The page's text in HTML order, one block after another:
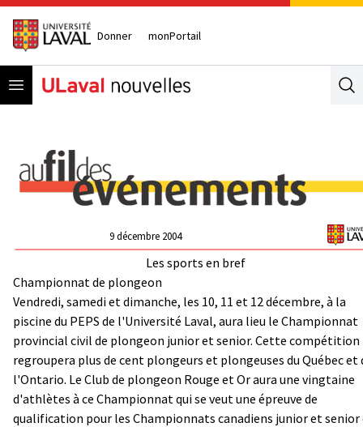
Donner monPortail
Open menu
9 décembre 2004
Les sports en bref
Championnat de plongeon
Vendredi, samedi et dimanche, les 10, 11 et 12 décembre, à la
piscine du PEPS de l'Université Laval, aura lieu le Championnat
provincial civil de plongeon junior et senior. Cette compétition
regroupera plus de cent plongeurs et plongeuses du Québec et
l'Ontario. Le Club de plongeon Rouge et Or aura une vingtaine
d'athlètes à ce Championnat qui se veut une épreuve de
qualification pour les Championnats canadiens junior et senior